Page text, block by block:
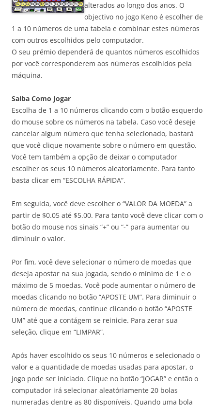
alterados ao longo dos anos. O
objectivo no jogo Keno é escolher de
1 a 10 números de uma tabela e combinar estes números
com outros escolhidos pelo computador.
O seu prémio dependerá de quantos números escolhidos
por você corresponderem aos números escolhidos pela
máquina.
Saiba Como Jogar
Escolha de 1 a 10 números clicando com o botão esquerdo
do mouse sobre os números na tabela. Caso você deseje
cancelar algum número que tenha selecionado, bastará
que você clique novamente sobre o número em questão.
Você tem também a opção de deixar o computador
escolher os seus 10 números aleatoriamente. Para tanto
basta clicar em “ESCOLHA RÁPIDA”.
Em seguida, você deve escolher o “VALOR DA MOEDA” a
partir de $0.05 até $5.00. Para tanto você deve clicar com o
botão do mouse nos sinais “+” ou “-” para aumentar ou
diminuir o valor.
Por fim, você deve selecionar o número de moedas que
deseja apostar na sua jogada, sendo o mínimo de 1 e o
máximo de 5 moedas. Você pode aumentar o número de
moedas clicando no botão “APOSTE UM”. Para diminuir o
número de moedas, continue clicando o botão “APOSTE
UM” até que a contágem se reinicie. Para zerar sua
seleção, clique em “LIMPAR”.
Após haver escolhido os seus 10 números e selecionado o
valor e a quantidade de moedas usadas para apostar, o
jogo pode ser iniciado. Clique no botão “JOGAR” e então o
computador irá selecionar aleatóriamente 20 bolas
numeradas dentre as 80 disponíveis. Quando uma bola